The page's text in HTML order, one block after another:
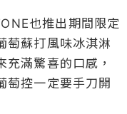
也推出期間限定
萄蘇打風味冰淇淋
滿驚喜的口感，
萄控一定要手刀開